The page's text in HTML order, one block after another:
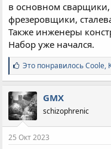
в основном
фрезеровщики,
Также инженеры
Набор уже начался.
С
и
м
п
а
т
и
:
Это понравилосьCoole,
GMX
schizophrenic
25 Окт 2023